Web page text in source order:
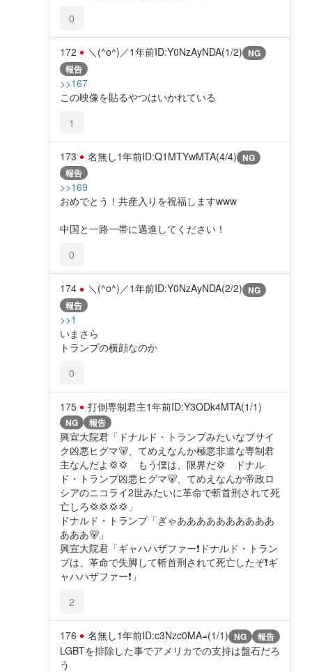
0
172 ＼(^o^)／1年前ID:Y0NzAyNDA(1/2) NG
報告
>>167
この映像を貼るやつはいかれている
1
173 名無し1年前ID:Q1MTYwMTA(4/4) NG
報告
>>169
おめでとう！共産入りを祝福しますwww
中国と一路一帯に邁進してください！
0
174 ＼(^o^)／1年前ID:Y0NzAyNDA(2/2) NG
報告
>>1
いまさら
トランプの横顔なのか
0
175 打倒専制君主1年前ID:Y3ODk4MTA(1/1)
NG 報告
興宣大院君「ドナルド・トランプみたいなブサイ
ク凶悪ヒグマ🐻、てめえなんか極悪非道な専制君
主なんだよ💢💢 もう僕は、限界だ💢 ドナル
ド・トランプ凶悪ヒグマ🐻、てめえなんか帝政ロ
シアのニコライ2世みたいに革命で斬首刑されて死
亡しろ💢💢💢💢」
ドナルド・トランプ「ぎゃああああああああああ
あああ🐻」
興宣大院君「ギャハハザファー❗ドナルド・トラン
プは、革命で失脚して斬首刑されて死亡したぞ❗ギ
ャハハザファー❗」
2
176 名無し1年前ID:c3Nzc0MA=(1/1) NG 報告
LGBTを排除した事でアメリカでの支持は盤石だろ
う